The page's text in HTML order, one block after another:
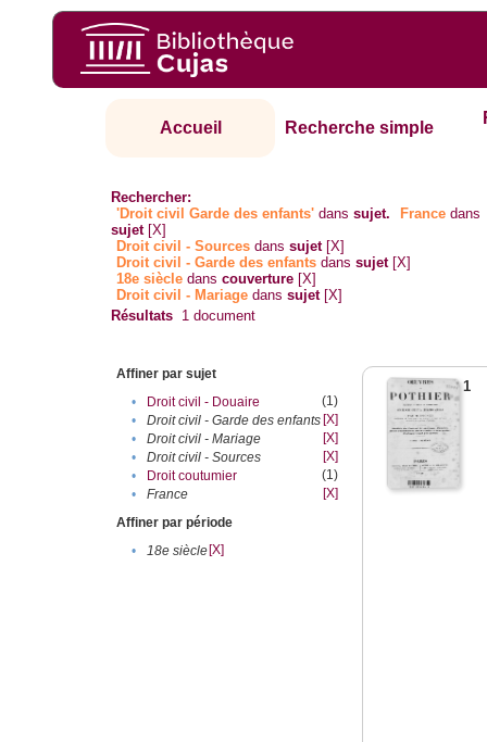
Accueil Recherche simple
Rechercher:
'Droit civil Garde des enfants' danssujet. France dans
sujet [X]
Droit civil - Sources danssujet [X]
Droit civil - Garde des enfants danssujet [X]
18e siècle danscouverture [X]
Droit civil - Mariage danssujet [X]
Résultats 1 document
Affiner par sujet
•
Droit civil - Douaire
(1)
•
Droit civil - Garde des enfants [X]
•
Droit civil - Mariage
[X]
•
Droit civil - Sources
[X]
•
Droit coutumier
(1)
•
France
[X]
Affiner par période
•
18e siècle[X]
1